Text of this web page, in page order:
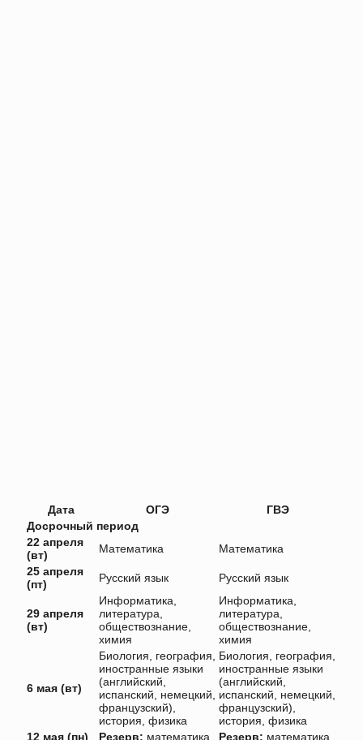
Дата ОГЭ
ГВЭ
Досрочный период
22 апреля
(вт)
Математика
Математика
25 апреля
(пт)
Русский язык Русский язык
29 апреля
(вт)
Информатика,
литература,
обществознание,
химия
Информатика,
литература,
обществознание,
химия
6 мая (вт)
Биология, география,
иностранные языки
(английский,
испанский, немецкий,
французский),
история, физика
Биология, география,
иностранные языки
(английский,
испанский, немецкий,
французский),
история, физика
12 мая (пн)
Резерв: математика Резерв: математика